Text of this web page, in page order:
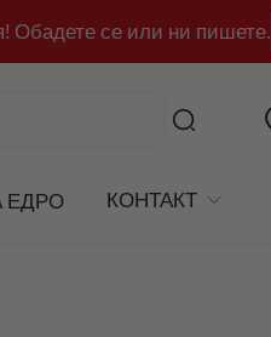
Обадете се или ни пишете.
ЕДРО КОНТАКТ